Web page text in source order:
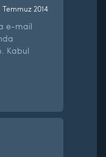
Temmuz 2014
e-mail
Kabul